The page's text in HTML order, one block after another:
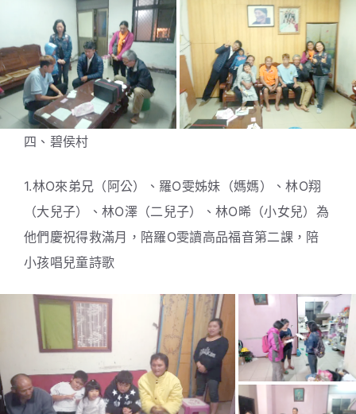
四、碧侯村
1.林O來弟兄（阿公）、羅O雯姊妹（媽媽）、林O翔
（大兒子）、林O澤（二兒子）、林O晞（小女兒）為
他們慶祝得救滿月，陪羅O雯讀高品福音第二課，陪
小孩唱兒童詩歌